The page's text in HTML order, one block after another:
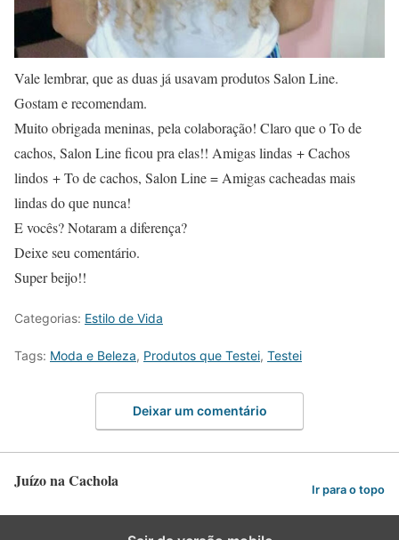
Vale lembrar, que as duas já usavam produtos Salon Line.
Gostam e recomendam.
Muito obrigada meninas, pela colaboração! Claro que o To de
cachos, Salon Line ficou pra elas!! Amigas lindas + Cachos
lindos + To de cachos, Salon Line = Amigas cacheadas mais
lindas do que nunca!
E vocês? Notaram a diferença?
Deixe seu comentário.
Super beijo!!
Categorias: Estilo de Vida
Tags: Moda e Beleza, Produtos que Testei, Testei
Deixar um comentário
Juízo na Cachola Ir para o topo